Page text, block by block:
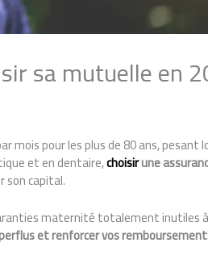
sa mutuelle en
mois pour les plus de 80 ans, pesant
et en dentaire,choisirune
son capital.
maternité totalement inutiles
et renforcer vos